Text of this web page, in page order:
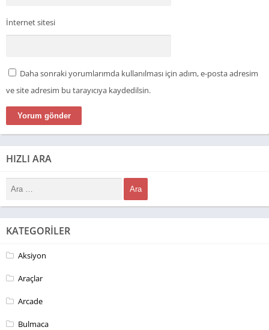
İnternet sitesi
Daha sonraki yorumlarımda kullanılması için adım, e-posta adresim
ve site adresim bu tarayıcıya kaydedilsin.
HIZLI ARA
KATEGORILER
Aksiyon
Araçlar
Arcade
Bulmaca